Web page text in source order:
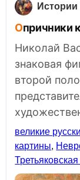
Истории
Опричники
Николай
знаковая
второй
великие
картины,